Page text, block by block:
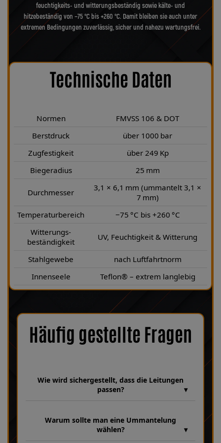
feuchtigkeits- und witterungsbeständig sowie kälte- und
hitzebeständig von −75 °C bis +260 °C. Damit bleiben sie auch unter
extremen Bedingungen zuverlässig, sicher und nahezu wartungsfrei.
Technische Daten
Normen
FMVSS 106 & DOT
Berstdruck
über 1000 bar
Zugfestigkeit
über 249 Kp
Biegeradius
25 mm
Durchmesser
3,1 × 6,1 mm (ummantelt 3,1 ×
7 mm)
Temperaturbereich
−75 °C bis +260 °C
Witterungs-
beständigkeit
UV, Feuchtigkeit & Witterung
Stahlgewebe
nach Luftfahrtnorm
Innenseele
Teflon® – extrem langlebig
Häufig gestellte Fragen
Wie wird sichergestellt, dass die Leitungen
passen?
Leitungsvarianten hinterlegt sind. Dabei achten wir bei jeder
Fertigung genau auf Fahrzeugparameter wie HSN 0039, TSN
Warum sollte man eine Ummantelung
wählen?